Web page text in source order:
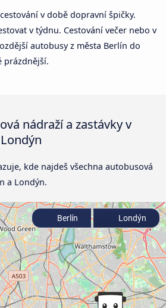
v době dopravní špičky.
v týdnu. Cestování večer nebo v
autobusy z města Berlín do
prázdnější.
nádraží a zastávky v
kde najdeš všechna autobusová
a Londýn.
Berlín Londýn